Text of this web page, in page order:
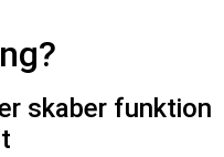
skaber funktion